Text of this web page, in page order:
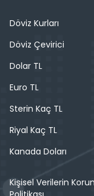
Döviz Kurları
Döviz Çevirici
Dolar TL
Euro TL
Sterin Kaç TL
Riyal Kaç TL
Kanada Doları
Kişisel Verilerin